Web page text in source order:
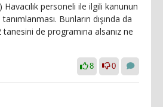
personeli ile ilgili kanunun
tanımlanması. Bunların dışında da
de programına alsanız ne
8 0